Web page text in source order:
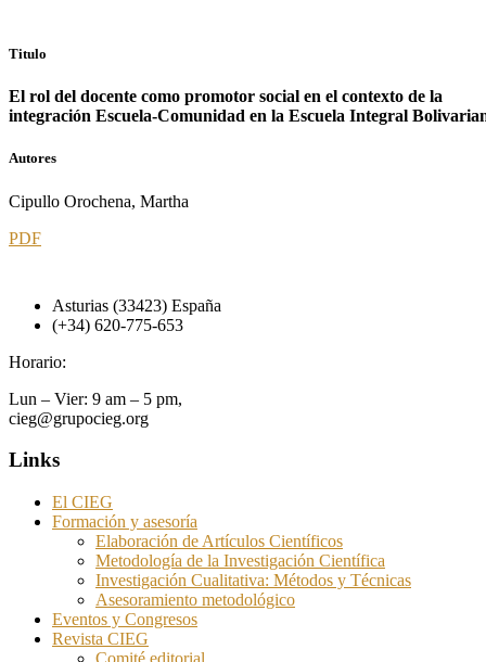
Titulo
El rol del docente como promotor social en el contexto de la
integración Escuela-Comunidad en la Escuela Integral
Autores
Cipullo Orochena, Martha
PDF
Asturias (33423) España
(+34) 620-775-653
Horario:
Lun – Vier: 9 am – 5 pm,
cieg@grupocieg.org
Links
El CIEG
Formación y asesoría
Elaboración de Artículos Científicos
Metodología de la Investigación Científica
Investigación Cualitativa: Métodos y Técnicas
Asesoramiento metodológico
Eventos y Congresos
Revista CIEG
Comité editorial